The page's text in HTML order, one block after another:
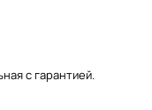
с гарантией.